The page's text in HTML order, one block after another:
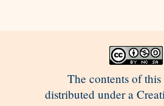
The contents of this
distributed under a